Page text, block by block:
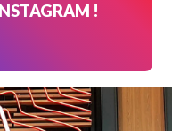
& NORD
& SUD
& ALENTOURS
!